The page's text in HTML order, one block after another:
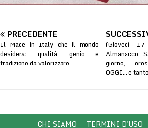
PRECEDENTE
Il Made in Italy che il mondo
desidera: qualità, genio e
tradizione da valorizzare
(Giovedì
Almanacco,
giorno,
OGGI… e
CHI SIAMO TERMINI D'USO